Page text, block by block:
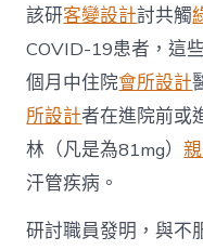
該研客變設計討共觸
COVID-19患者，這
個月中住院會所設計
所設計者在進院前或
林（凡是為81mg）
汗管疾病。
研討職員發明，與不